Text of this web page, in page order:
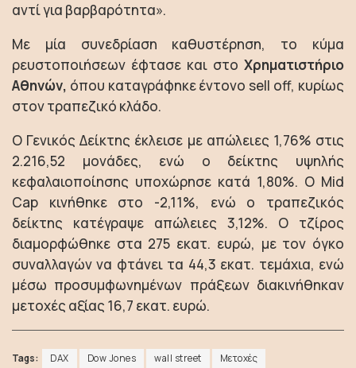
αντί για βαρβαρότητα».
Με μία συνεδρίαση καθυστέρηση, το κύμα
ρευστοποιήσεων έφτασε και στο Χρηματιστήριο
Αθηνών, όπου καταγράφηκε έντονο sell off, κυρίως
στον τραπεζικό κλάδο.
Ο Γενικός Δείκτης έκλεισε με απώλειες 1,76% στις
2.216,52 μονάδες, ενώ ο δείκτης υψηλής
κεφαλαιοποίησης υποχώρησε κατά 1,80%. Ο Mid
Cap κινήθηκε στο -2,11%, ενώ ο τραπεζικός
δείκτης κατέγραψε απώλειες 3,12%. Ο τζίρος
διαμορφώθηκε στα 275 εκατ. ευρώ, με τον όγκο
συναλλαγών να φτάνει τα 44,3 εκατ. τεμάχια, ενώ
μέσω προσυμφωνημένων πράξεων διακινήθηκαν
μετοχές αξίας 16,7 εκατ. ευρώ.
Tags: DAX Dow Jones wall street Μετοχές